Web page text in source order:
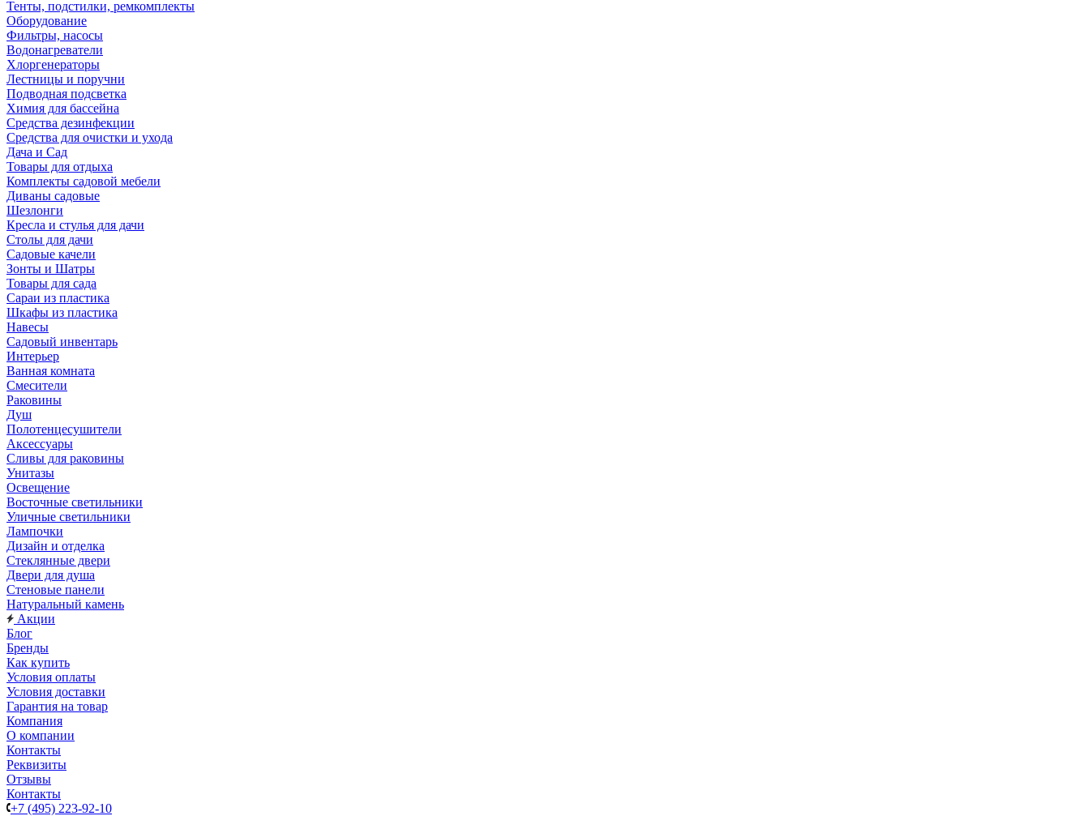
Тенты, подстилки, ремкомплекты
Оборудование
Фильтры, насосы
Водонагреватели
Хлоргенераторы
Лестницы и поручни
Подводная подсветка
Химия для бассейна
Средства дезинфекции
Средства для очистки и ухода
Дача и Сад
Товары для отдыха
Комплекты садовой мебели
Диваны садовые
Шезлонги
Кресла и стулья для дачи
Столы для дачи
Садовые качели
Зонты и Шатры
Товары для сада
Сараи из пластика
Шкафы из пластика
Навесы
Садовый инвентарь
Интерьер
Ванная комната
Смесители
Раковины
Душ
Полотенцесушители
Аксессуары
Сливы для раковины
Унитазы
Освещение
Восточные светильники
Уличные светильники
Лампочки
Дизайн и отделка
Стеклянные двери
Двери для душа
Стеновые панели
Натуральный камень
Акции
Блог
Бренды
Как купить
Условия оплаты
Условия доставки
Гарантия на товар
Компания
О компании
Контакты
Реквизиты
Отзывы
Контакты
+7 (495) 223-92-10